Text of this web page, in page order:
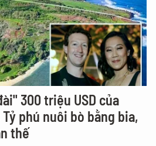
300 triệu USD của
phú nuôi bò bằng bia,
thế